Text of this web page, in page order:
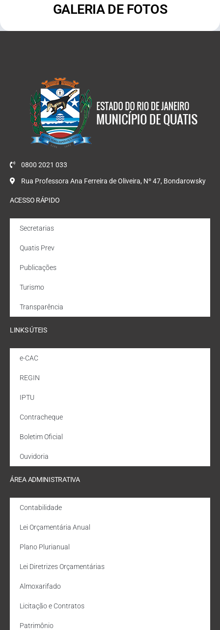
GALERIA DE FOTOS
0800 2021 033
Rua Professora Ana Ferreira de Oliveira, Nº 47, Bondarowsky
ACESSO RÁPIDO
Secretarias
Quatis Prev
Publicações
Turismo
Transparência
LINKS ÚTEIS
e-CAC
REGIN
IPTU
Contracheque
Boletim Oficial
Ouvidoria
ÁREA ADMINISTRATIVA
Contabilidade
Lei Orçamentária Anual
Plano Plurianual
Lei Diretrizes Orçamentárias
Almoxarifado
Licitação e Contratos
Patrimônio